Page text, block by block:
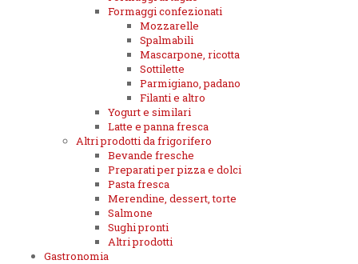
Formaggi confezionati
Mozzarelle
Spalmabili
Mascarpone, ricotta
Sottilette
Parmigiano, padano
Filanti e altro
Yogurt e similari
Latte e panna fresca
Altri prodotti da frigorifero
Bevande fresche
Preparati per pizza e dolci
Pasta fresca
Merendine, dessert, torte
Salmone
Sughi pronti
Altri prodotti
Gastronomia